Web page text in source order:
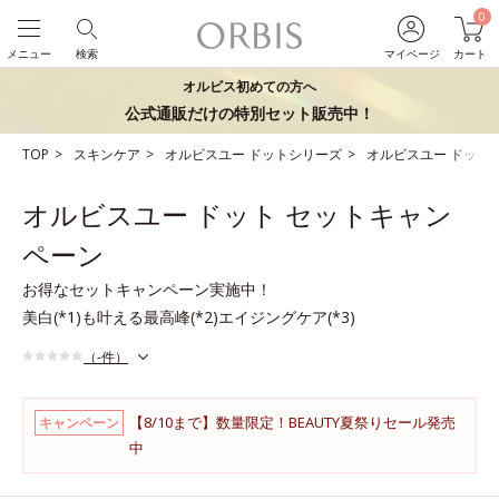
マイページ
0
カート
検索
メニュー
オルビス初めての方へ
公式通販だけの特別セット販売中！
TOP スキンケア オルビスユー ドットシリーズ オルビスユー ドット
オルビスユー ドット セットキャン
ペーン
お得なセットキャンペーン実施中！
美白(*1)も叶える最高峰(*2)エイジングケア(*3)
（-件）
キャンペーン
【8/10まで】数量限定！BEAUTY夏祭りセール発売
中